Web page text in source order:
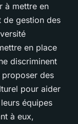
à mettre en
de gestion des
en place
discriminent
des
pour aider
équipes
à eux,